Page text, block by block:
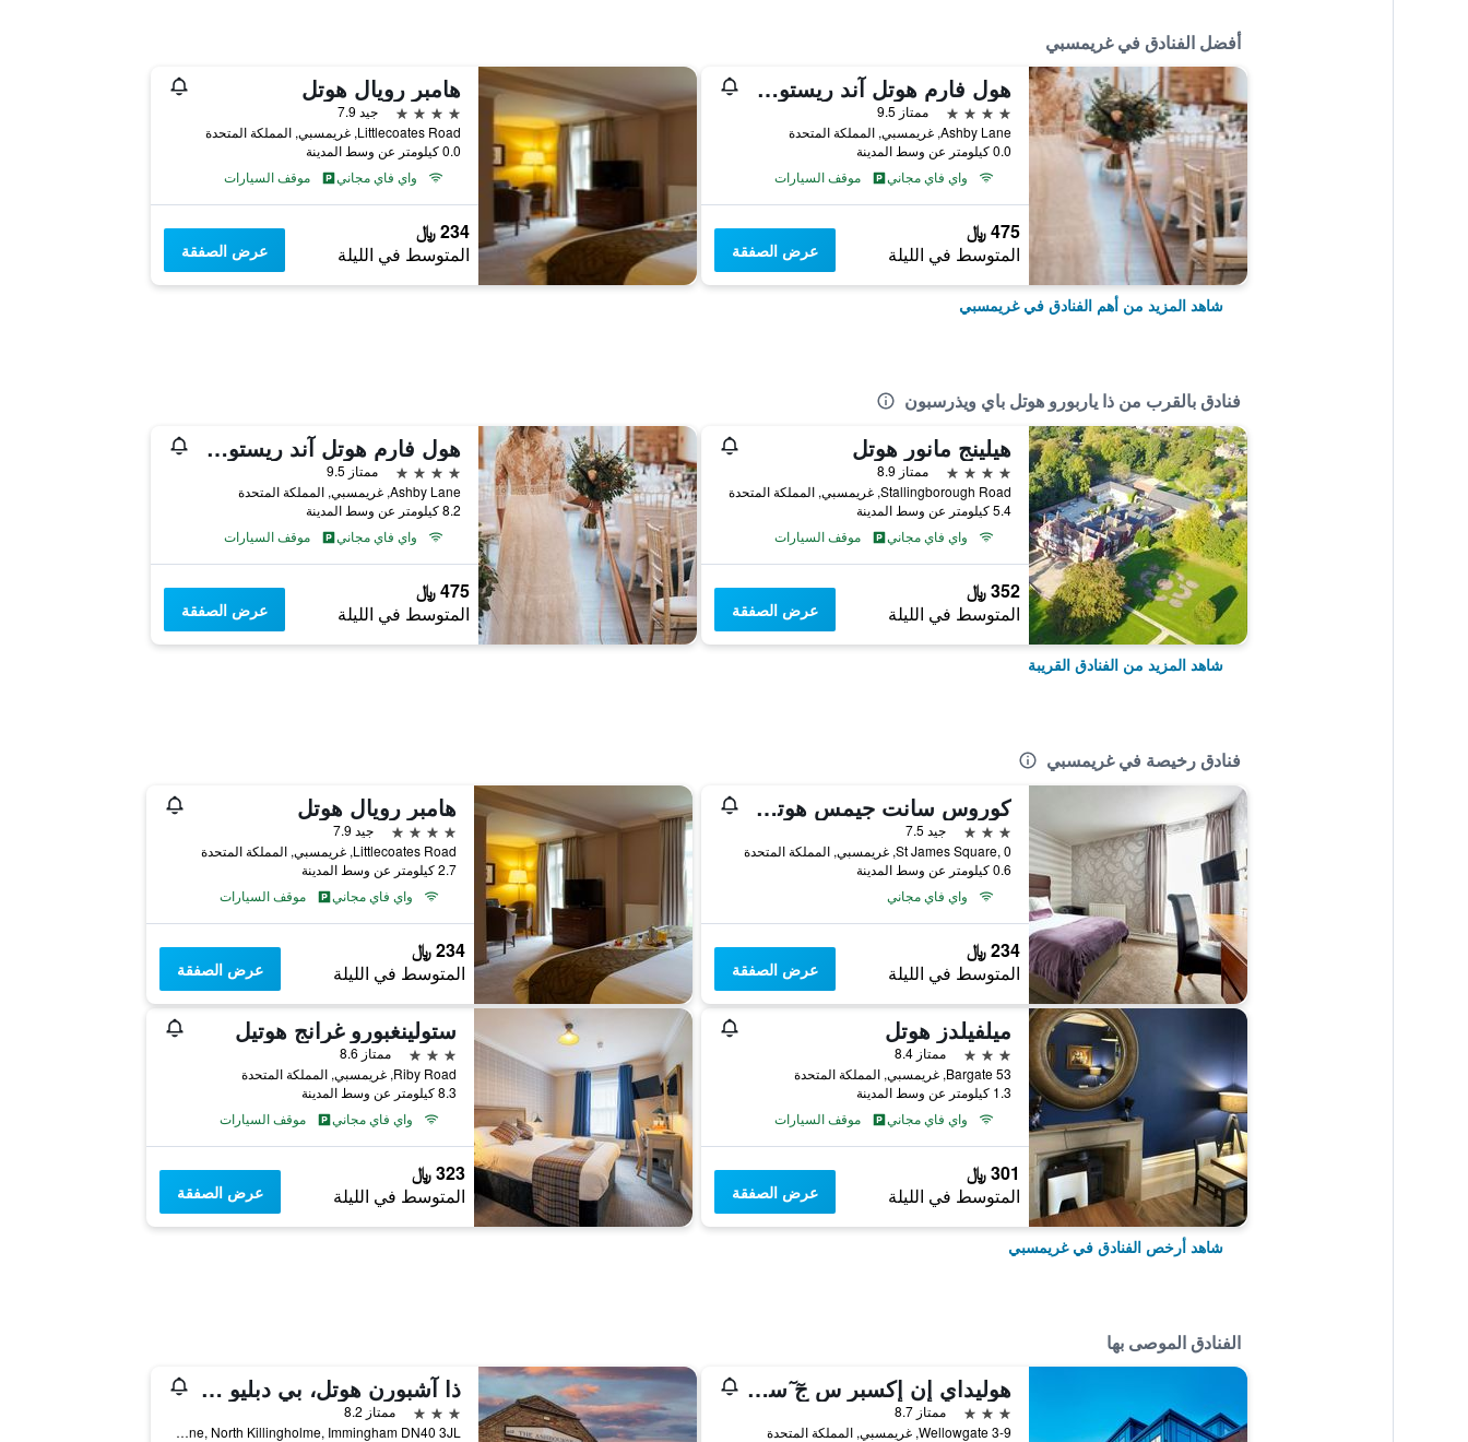
أفضل الفنادق في غريمسبي
هول فارم هوتل آند ريستورانت
4 نجوم
ممتاز 9.5
Ashby Lane, غريمسبي, المملكة المتحدة
0.0 كيلومتر عن وسط المدينة
واي فاي مجاني
موقف السيارات
475 ﷼
المتوسط في الليلة عرض الصفقة
هامبر رويال هوتل
4 نجوم
جيد 7.9
Littlecoates Road, غريمسبي, المملكة المتحدة
0.0 كيلومتر عن وسط المدينة
واي فاي مجاني
موقف السيارات
234 ﷼
المتوسط في الليلة عرض الصفقة
شاهد المزيد من أهم الفنادق في غريمسبي
فنادق بالقرب من ذا ياربورو هوتل باي ويذرسبون
هيلينج مانور هوتل
4 نجوم
ممتاز 8.9
Stallingborough Road, غريمسبي, المملكة المتحدة
5.4 كيلومتر عن وسط المدينة
واي فاي مجاني
موقف السيارات
352 ﷼
المتوسط في الليلة عرض الصفقة
هول فارم هوتل آند ريستورانت
4 نجوم
ممتاز 9.5
Ashby Lane, غريمسبي, المملكة المتحدة
8.2 كيلومتر عن وسط المدينة
واي فاي مجاني
موقف السيارات
475 ﷼
المتوسط في الليلة عرض الصفقة
شاهد المزيد من الفنادق القريبة
فنادق رخيصة في غريمسبي
كوروس سانت جيمس هوتل جريمسبي
3 نجوم
جيد 7.5
St James Square, 0, غريمسبي, المملكة المتحدة
0.6 كيلومتر عن وسط المدينة
واي فاي مجاني
234 ﷼
المتوسط في الليلة عرض الصفقة
هامبر رويال هوتل
4 نجوم
جيد 7.9
Littlecoates Road, غريمسبي, المملكة المتحدة
2.7 كيلومتر عن وسط المدينة
واي فاي مجاني
موقف السيارات
234 ﷼
المتوسط في الليلة عرض الصفقة
ميلفيلدز هوتل
3 نجوم
ممتاز 8.4
53 Bargate, غريمسبي, المملكة المتحدة
1.3 كيلومتر عن وسط المدينة
واي فاي مجاني
موقف السيارات
301 ﷼
المتوسط في الليلة عرض الصفقة
ستولينغبورو غرانج هوتيل
3 نجوم
ممتاز 8.6
Riby Road, غريمسبي, المملكة المتحدة
8.3 كيلومتر عن وسط المدينة
واي فاي مجاني
موقف السيارات
323 ﷼
المتوسط في الليلة عرض الصفقة
شاهد أرخص الفنادق في غريمسبي
الفنادق الموصى بها
هوليداي إن إكسبر س جٓ ٓسيا ي ياب آي ايتش جي
3 نجوم
ممتاز 8.7
3-9 Wellowgate, غريمسبي, المملكة المتحدة
ذا آشبورن هوتل، بي دبليو سيجنيتشر كوليكشن
3 نجوم
ممتاز 8.2
Vicarage Lane, North Killingholme, Immingham DN40 3JL, غريمسبي, المملكة المتحدة